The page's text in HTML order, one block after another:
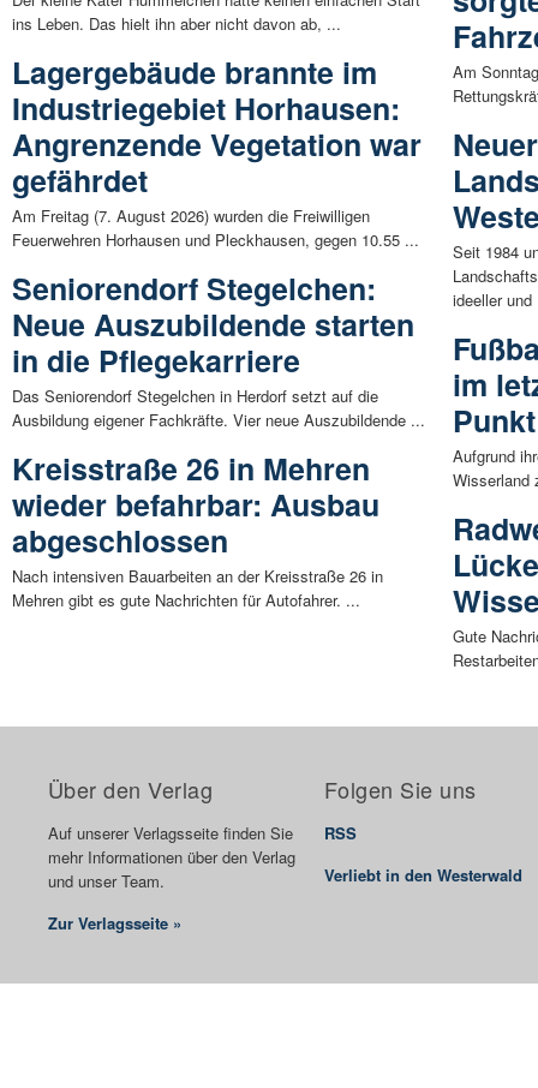
ins Leben. Das hielt ihn aber nicht davon ab, ...
Lagergebäude brannte im
Industriegebiet Horhausen:
Angrenzende Vegetation war
gefährdet
Am Freitag (7. August 2026) wurden die Freiwilligen
Feuerwehren Horhausen und Pleckhausen, gegen 10.55 ...
Seniorendorf Stegelchen:
Neue Auszubildende starten
in die Pflegekarriere
Das Seniorendorf Stegelchen in Herdorf setzt auf die
Ausbildung eigener Fachkräfte. Vier neue Auszubildende ...
Kreisstraße 26 in Mehren
wieder befahrbar: Ausbau
abgeschlossen
Nach intensiven Bauarbeiten an der Kreisstraße 26 in
Mehren gibt es gute Nachrichten für Autofahrer. ...
Am
Seit 1984
ideeller
im
Punkt
Aufgrund
Wisserland
Gute
Über den Verlag
Auf unserer Verlagsseite finden Sie
mehr Informationen über den Verlag
und unser Team.
Zur Verlagsseite »
Folgen Sie uns
RSS
Verliebt in den Westerwald